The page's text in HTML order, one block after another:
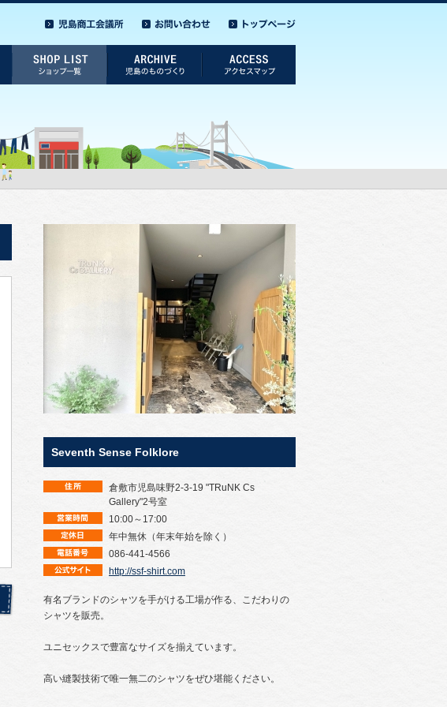
Seventh Sense Folklore
倉敷市児島味野2-3-19 "TRuNK Cs
Gallery"2号室
10:00～17:00
年中無休（年末年始を除く）
086-441-4566
http://ssf-shirt.com
有名ブランドのシャツを手がける工場が作る、こだわりの
シャツを販売。
ユニセックスで豊富なサイズを揃えています。
高い縫製技術で唯一無二のシャツをぜひ堪能ください。